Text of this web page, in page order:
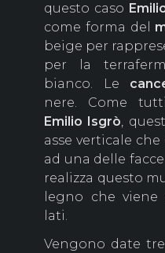
questo caso
come forma del
beige per
per la
bianco. Le
nere. Come
Emilio
Isgrò,
asse verticale
ad una delle
realizza questo
legno che
lati.
Vengono date